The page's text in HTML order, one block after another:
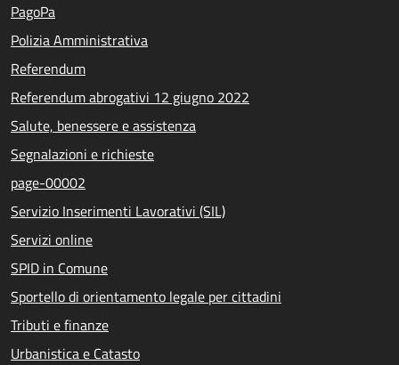
PagoPa
Polizia Amministrativa
Referendum
Referendum abrogativi 12 giugno 2022
Salute, benessere e assistenza
Segnalazioni e richieste
page-00002
Servizio Inserimenti Lavorativi (SIL)
Servizi online
SPID in Comune
Sportello di orientamento legale per cittadini
Tributi e finanze
Urbanistica e Catasto